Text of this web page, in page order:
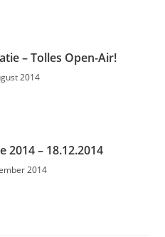
– Tolles Open-Air!
2014
2014 – 18.12.2014
2014